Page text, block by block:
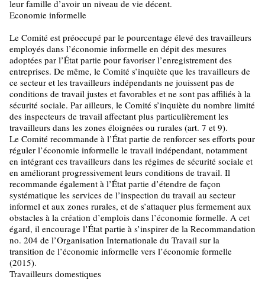
leur famille d’avoir un niveau de vie décent.
Economie informelle
Le Comité est préoccupé par le pourcentage élevé des travailleurs
employés dans l’économie informelle en dépit des mesures
adoptées par l’État partie pour favoriser l’enregistrement des
entreprises. De même, le Comité s’inquiète que les travailleurs de
ce secteur et les travailleurs indépendants ne jouissent pas de
conditions de travail justes et favorables et ne sont pas affiliés à la
sécurité sociale. Par ailleurs, le Comité s’inquiète du nombre limité
des inspecteurs de travail affectant plus particulièrement les
travailleurs dans les zones éloignées ou rurales (art. 7 et 9).
Le Comité recommande à l’État partie de renforcer ses efforts pour
réguler l’économie informelle le travail indépendant, notamment
en intégrant ces travailleurs dans les régimes de sécurité sociale et
en améliorant progressivement leurs conditions de travail. Il
recommande également à l’État partie d’étendre de façon
systématique les services de l’inspection du travail au secteur
informel et aux zones rurales, et de s’attaquer plus fermement aux
obstacles à la création d’emplois dans l’économie formelle. A cet
égard, il encourage l’État partie à s’inspirer de la Recommandation
no. 204 de l’Organisation Internationale du Travail sur la
transition de l’économie informelle vers l’économie formelle
(2015).
Travailleurs domestiques